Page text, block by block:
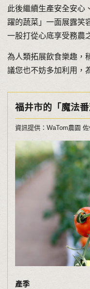
此後繼續生產安全安心
躍的蔬菜」一面展露笑
一股打從心底享受務農
為人類拓展飲食樂趣，
議您也不妨多加利用，
福井市的「魔法番
資訊提供：WaTom農園
產季